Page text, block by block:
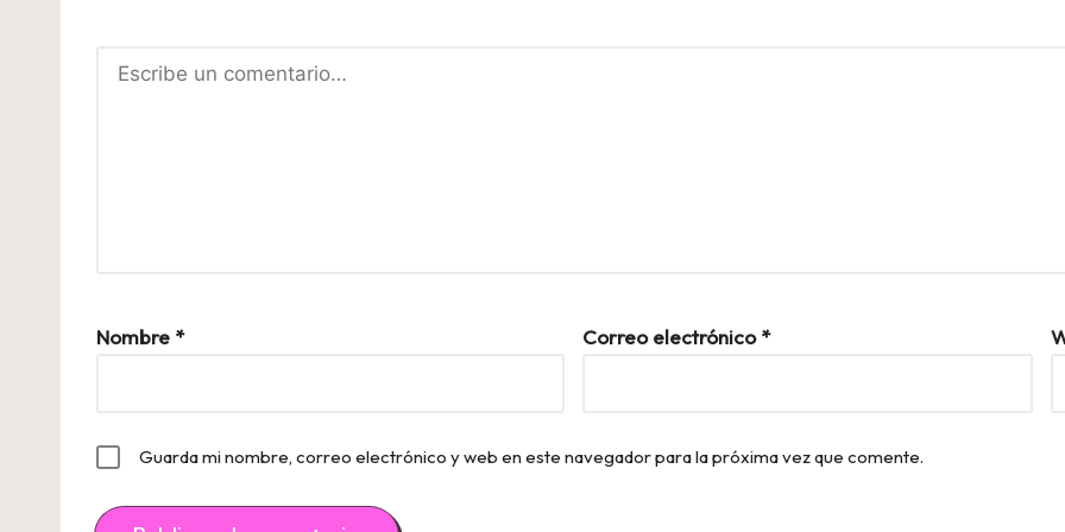
Nombre * Correo electrónico*
Guarda mi nombre, correo electrónico y web en este navegador para la próxima vez que comente.